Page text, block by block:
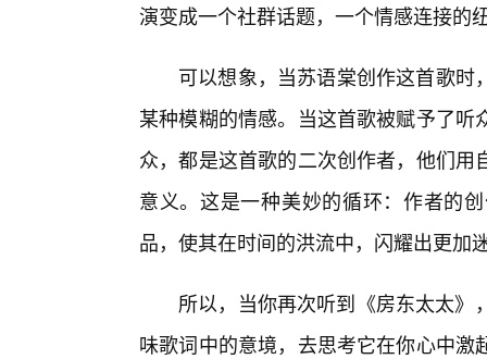
演变成一个社群话题，一个情感连接的
可以想象，当苏语棠创作这首歌
某种模糊的情感。当这首歌被赋予了
众，都是这首歌的二次创作者，他们
意义。这是一种美妙的循环：作者的
品，使其在时间的洪流中，闪耀出更加
所以，当你再次听到《房东太太
味歌词中的意境，去思考它在你心中